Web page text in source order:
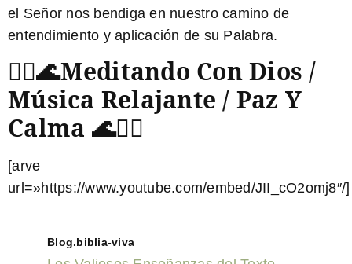
el Señor nos bendiga en nuestro camino de
entendimiento y aplicación de su Palabra.
🙇‍♂️🌊Meditando Con Dios /
Música Relajante / Paz Y
Calma 🌊🙇‍♂️
[arve
url=»https://www.youtube.com/embed/JII_cO2omj8″/]
Blog.biblia-viva